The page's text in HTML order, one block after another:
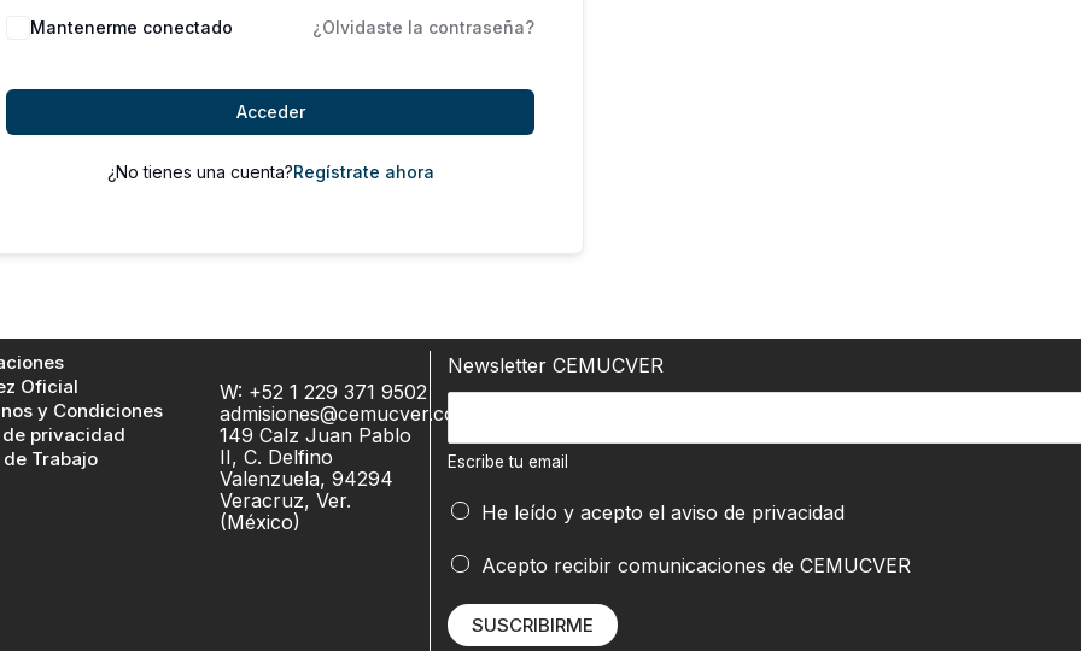
Alternative:
Mantenerme conectado ¿Olvidaste la contraseña?
Acceder
¿No tienes una cuenta?Regístrate ahora
Oficial
y Condiciones
de privacidad
de Trabajo
W: +52 1 229 371 9502
admisiones@cemucver.com
149 Calz Juan Pablo
II, C. Delfino
Valenzuela, 94294
Veracruz, Ver.
(México)
Newsletter CEMUCVER
c
i
b
e
t
u
Escribe tu email
e
a
l
t
He leído y acepto elaviso de privacidad
Acepto recibir comunicaciones de CEMUCVER
SUSCRIBIRME